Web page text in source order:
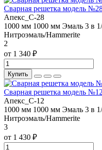
Сварная решетка модель
Апекс_С-28
1000 мм 1000 мм Эмаль 3 в
Нитроэмаль/Hammerite
2
от 1 340 ₽
Купить
Сварная решетка модель
Апекс_С-12
1000 мм 1000 мм Эмаль 3 в
Нитроэмаль/Hammerite
3
от 1 430 ₽